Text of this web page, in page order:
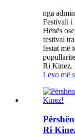
nga
Festivali i
Hënës
festival
festat më
Ri Kinez.
Lexo më
Ri